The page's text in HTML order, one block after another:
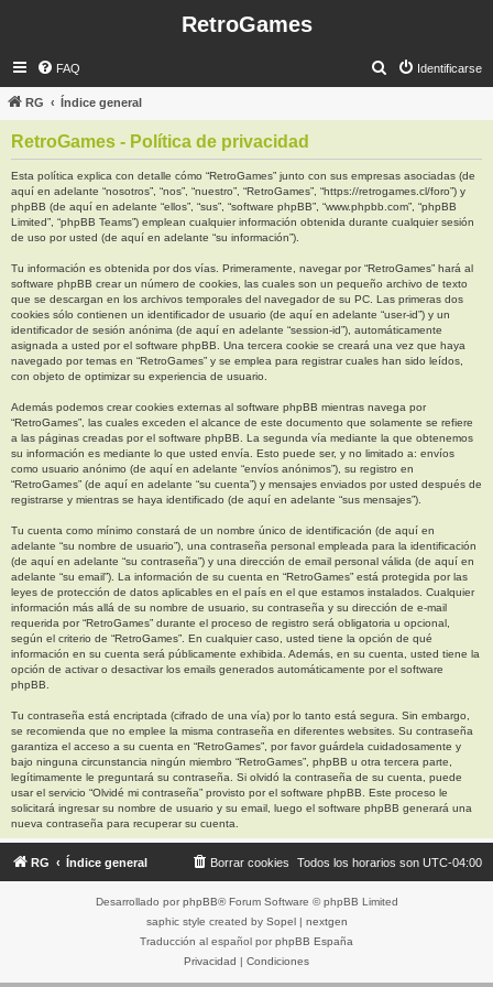
RetroGames
FAQ Identificarse
s
a
r
RG Índice general
RetroGames - Política de privacidad
Esta política explica con detalle cómo “RetroGames” junto con sus empresas asociadas (de
aquí en adelante “nosotros”, “nos”, “nuestro”, “RetroGames”, “https://retrogames.cl/foro”) y
phpBB (de aquí en adelante “ellos”, “sus”, “software phpBB”, “www.phpbb.com”, “phpBB
Limited”, “phpBB Teams”) emplean cualquier información obtenida durante cualquier sesión
de uso por usted (de aquí en adelante “su información”).
Tu información es obtenida por dos vías. Primeramente, navegar por “RetroGames” hará al
software phpBB crear un número de cookies, las cuales son un pequeño archivo de texto
que se descargan en los archivos temporales del navegador de su PC. Las primeras dos
cookies sólo contienen un identificador de usuario (de aquí en adelante “user-id”) y un
identificador de sesión anónima (de aquí en adelante “session-id”), automáticamente
asignada a usted por el software phpBB. Una tercera cookie se creará una vez que haya
navegado por temas en “RetroGames” y se emplea para registrar cuales han sido leídos,
con objeto de optimizar su experiencia de usuario.
Además podemos crear cookies externas al software phpBB mientras navega por
“RetroGames”, las cuales exceden el alcance de este documento que solamente se refiere
a las páginas creadas por el software phpBB. La segunda vía mediante la que obtenemos
su información es mediante lo que usted envía. Esto puede ser, y no limitado a: envíos
como usuario anónimo (de aquí en adelante “envíos anónimos”), su registro en
“RetroGames” (de aquí en adelante “su cuenta”) y mensajes enviados por usted después de
registrarse y mientras se haya identificado (de aquí en adelante “sus mensajes”).
Tu cuenta como mínimo constará de un nombre único de identificación (de aquí en
adelante “su nombre de usuario”), una contraseña personal empleada para la identificación
(de aquí en adelante “su contraseña”) y una dirección de email personal válida (de aquí en
adelante “su email”). La información de su cuenta en “RetroGames” está protegida por las
leyes de protección de datos aplicables en el país en el que estamos instalados. Cualquier
información más allá de su nombre de usuario, su contraseña y su dirección de e-mail
requerida por “RetroGames” durante el proceso de registro será obligatoria u opcional,
según el criterio de “RetroGames”. En cualquier caso, usted tiene la opción de qué
información en su cuenta será públicamente exhibida. Además, en su cuenta, usted tiene la
opción de activar o desactivar los emails generados automáticamente por el software
phpBB.
Tu contraseña está encriptada (cifrado de una vía) por lo tanto está segura. Sin embargo,
se recomienda que no emplee la misma contraseña en diferentes websites. Su contraseña
garantiza el acceso a su cuenta en “RetroGames”, por favor guárdela cuidadosamente y
bajo ninguna circunstancia ningún miembro “RetroGames”, phpBB u otra tercera parte,
legítimamente le preguntará su contraseña. Si olvidó la contraseña de su cuenta, puede
usar el servicio “Olvidé mi contraseña” provisto por el software phpBB. Este proceso le
solicitará ingresar su nombre de usuario y su email, luego el software phpBB generará una
nueva contraseña para recuperar su cuenta.
RG Índice general Todos los horarios son UTC-04:00
Borrar cookies
Desarrollado por phpBB® Forum Software © phpBB Limited
saphic style created by Sopel| nextgen
Traducción al español por phpBB España
Privacidad | Condiciones